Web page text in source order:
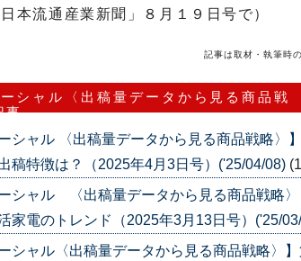
日本流通産業新聞」８月１９日号で）
記事は取材・執筆時
シャル〈出稿量データから見る商品戦
事
ーシャル 〈出稿量データから見る商品戦略〉
稿特徴は？（2025年4月3日号）('25/04/08)
ーシャル 〈出稿量データから見る商品戦略
家電のトレンド（2025年3月13日号）('25/
ーシャル〈出稿量データから見る商品戦略〉